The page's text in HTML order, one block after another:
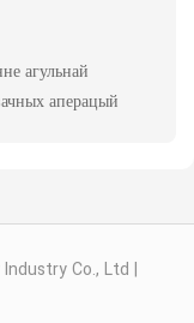
агульнай
аперацый
Co., Ltd |